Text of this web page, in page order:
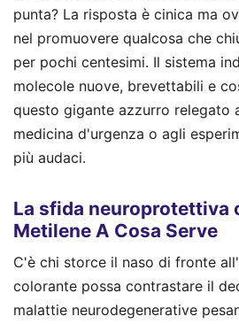
punta? La risposta è cinica ma
nel promuovere qualcosa che
per pochi centesimi. Il sistema
molecole nuove, brevettabili e
questo gigante azzurro relegato
medicina d'urgenza o agli
più audaci.
La sfida neuroprotettiva
Metilene A Cosa Serve
C'è chi storce il naso di fronte
colorante possa contrastare il
malattie neurodegenerative